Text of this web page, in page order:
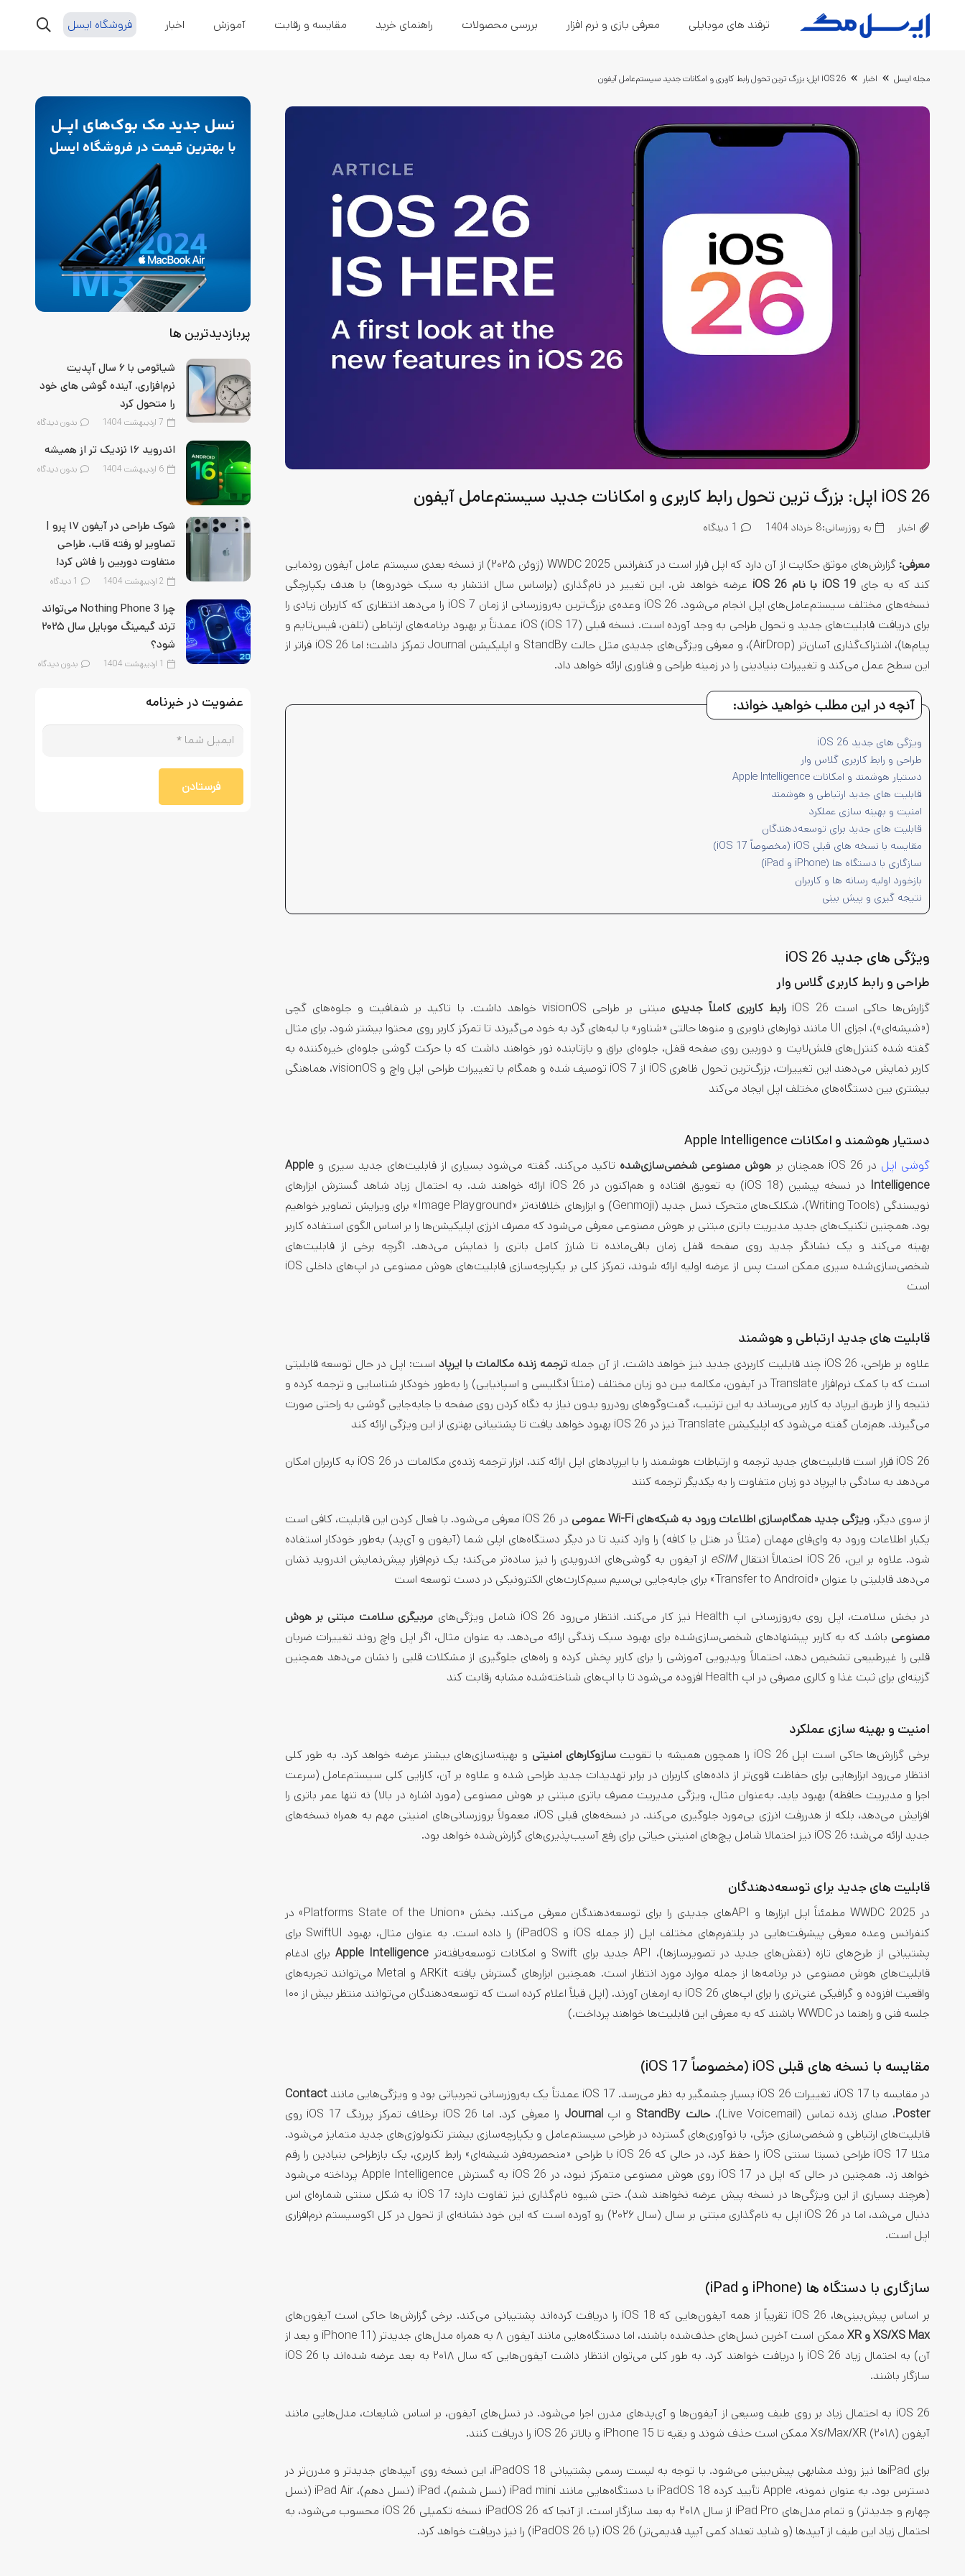
ترفند های موبایلی معرفی بازی و نرم افزار بررسی محصولات راهنمای خرید مقایسه و رقابت آموزش اخبار فروشگاه ایسل
مجله ایسل اخبار iOS 26 اپل: بزرگ‌ ترین تحول رابط کاربری و امکانات جدید سیستم‌عامل آیفون
iOS 26 اپل: بزرگ‌ ترین تحول رابط کاربری و امکانات جدید سیستم‌عامل آیفون
اخبار به روزرسانی:8 خرداد 1404 1 دیدگاه
معرفی:
گزارش‌های موثق حکایت از آن دارد که اپل قرار است در کنفرانس WWDC 2025 (ژوئن ۲۰۲۵) از نسخه بعدی سیستم‌ عامل آیفون رونمایی
کند که به جای
عرضه خواهد ش. این تغییر در نام‌گذاری (براساس سال انتشار به سبک خودروها) با هدف یکپارچگی
نسخه‌های مختلف سیستم‌عامل‌های اپل انجام می‌شود. iOS 26 وعده‌ی بزرگ‌ترین به‌روزرسانی از زمان iOS 7 را می‌دهد انتظاری که کاربران زیادی را
برای دریافت قابلیت‌های جدید و تحول طراحی به وجد آورده است. نسخه قبلی iOS (iOS 17) عمدتاً بر بهبود برنامه‌های ارتباطی (تلفن، فیس‌تایم و
پیام‌ها)، اشتراک‌گذاری آسان‌تر (AirDrop)، و معرفی ویژگی‌های جدیدی مثل حالت StandBy و اپلیکیشن Journal تمرکز داشت؛ اما iOS 26 فراتر از
این سطح عمل می‌کند و تغییرات بنیادینی را در زمینه طراحی و فناوری ارائه خواهد داد.
آنچه در این مطلب خواهید خواند:
ویژگی‌ های جدید iOS 26
طراحی و رابط کاربری گلاس‌ وار
دستیار هوشمند و امکانات Apple Intelligence
قابلیت‌ های جدید ارتباطی و هوشمند
امنیت و بهینه‌ سازی عملکرد
قابلیت‌ های جدید برای توسعه‌دهندگان
مقایسه با نسخه‌ های قبلی iOS (مخصوصاً iOS 17)
سازگاری با دستگاه‌ ها (iPhone و iPad)
بازخورد اولیه رسانه‌ ها و کاربران
نتیجه‌ گیری و پیش‌ بینی
ویژگی‌ های جدید iOS 26
طراحی و رابط کاربری گلاس‌ وار
گزارش‌ها حاکی است iOS 26 رابط کاربری کاملاً جدیدی
مبتنی بر طراحی visionOS خواهد داشت. با تاکید بر شفافیت و جلوه‌های گچی
(«شیشه‌ای»)، اجزای UI مانند نوارهای ناوبری و منوها حالتی «شناور» با لبه‌های گرد به خود می‌گیرند تا تمرکز کاربر روی محتوا بیشتر شود. برای مثال
گفته شده کنترل‌های فلش‌لایت و دوربین روی صفحه قفل، جلوه‌ای براق و بازتابنده نور خواهند داشت که با حرکت گوشی جلوه‌ای خیره‌کننده به
کاربر نمایش می‌دهند این تغییرات، بزرگ‌ترین تحول ظاهری iOS از iOS 7 توصیف شده و همگام با تغییرات طراحی اپل واچ و visionOS، هماهنگی
بیشتری بین دستگاه‌های مختلف اپل ایجاد می‌کند
دستیار هوشمند و امکانات Apple Intelligence
گوشی اپل در iOS 26 همچنان بر هوش مصنوعی شخصی‌سازی‌شده تاکید می‌کند. گفته می‌شود بسیاری از قابلیت‌های جدید سیری وApple
Intelligence
در نسخه پیشین (iOS 18) به تعویق افتاده و هم‌اکنون در iOS 26 ارائه خواهند شد. به احتمال زیاد شاهد گسترش ابزارهای
نویسندگی (Writing Tools)، شکلک‌های متحرک نسل جدید (Genmoji) و ابزارهای خلاقانه‌تر «Image Playground» برای ویرایش تصاویر خواهیم
بود. همچنین تکنیک‌های جدید مدیریت باتری مبتنی بر هوش مصنوعی معرفی می‌شود که مصرف انرژی اپلیکیشن‌ها را بر اساس الگوی استفاده کاربر
بهینه می‌کند و یک نشانگر جدید روی صفحه قفل زمان باقی‌مانده تا شارژ کامل باتری را نمایش می‌دهد. اگرچه برخی از قابلیت‌های
شخصی‌سازی‌شده سیری ممکن است پس از عرضه اولیه ارائه شوند، تمرکز کلی بر یکپارچه‌سازی قابلیت‌های هوش مصنوعی در اپ‌های داخلی iOS
است
قابلیت‌ های جدید ارتباطی و هوشمند
علاوه بر طراحی، iOS 26 چند قابلیت کاربردی جدید نیز خواهد داشت. از آن جمله ترجمه زنده مکالمات با ایرپاد است: اپل در حال توسعه قابلیتی
است که با کمک نرم‌افزار Translate در آیفون، مکالمه بین دو زبان مختلف (مثلاً انگلیسی و اسپانیایی) را به‌طور خودکار شناسایی و ترجمه کرده و
نتیجه را از طریق ایرپاد به کاربر می‌رساند به این ترتیب، گفت‌وگوهای رودررو بدون نیاز به نگاه کردن روی صفحه یا جابه‌جایی گوشی به راحتی صورت
می‌گیرند. هم‌زمان گفته می‌شود که اپلیکیشن Translate نیز در iOS 26 بهبود خواهد یافت تا پشتیبانی بهتری از این ویژگی ارائه کند
iOS 26 قرار است قابلیت‌های جدید ترجمه و ارتباطات هوشمند را با ایرپادهای اپل ارائه کند. ابزار ترجمه زنده‌ی مکالمات در iOS 26 به کاربران امکان
می‌دهد به سادگی با ایرپاد دو زبان متفاوت را به یکدیگر ترجمه کنند
از سوی دیگر، ویژگی جدید همگام‌سازی اطلاعات ورود به شبکه‌های Wi-Fi عمومی
در iOS 26 معرفی می‌شود. با فعال کردن این قابلیت، کافی است
یکبار اطلاعات ورود به وای‌فای مهمان (مثلاً در هتل یا کافه) را وارد کنید تا در دیگر دستگاه‌های اپلی شما (آیفون و آی‌پد) به‌طور خودکار استفاده
شود. علاوه بر این، iOS 26 احتمالاً انتقال
eSIM از آیفون به گوشی‌های اندرویدی را نیز ساده‌تر می‌کند؛ یک نرم‌افزار پیش‌نمایش اندروید نشان
می‌دهد قابلیتی با عنوان «Transfer to Android» برای جابه‌جایی بی‌سیم سیم‌کارت‌های الکترونیکی در دست توسعه است
در بخش سلامت، اپل روی به‌روزرسانی اپ Health نیز کار می‌کند. انتظار می‌رود iOS 26 شامل ویژگی‌های
مربیگری سلامت مبتنی بر هوش
مصنوعی باشد که به کاربر پیشنهادهای شخصی‌سازی‌شده برای بهبود سبک زندگی ارائه می‌دهد. به عنوان مثال، اگر اپل واچ روند تغییرات ضربان
قلبی را غیرطبیعی تشخیص دهد، احتمالاً ویدیویی آموزشی را برای کاربر پخش کرده و راه‌های جلوگیری از مشکلات قلبی را نشان می‌دهد همچنین
گزینه‌ای برای ثبت غذا و کالری مصرفی در اپ Health افزوده می‌شود تا با اپ‌های شناخته‌شده مشابه رقابت کند
امنیت و بهینه‌ سازی عملکرد
برخی گزارش‌ها حاکی است اپل iOS 26 را همچون همیشه با تقویت سازوکارهای امنیتی و بهینه‌سازی‌های بیشتر عرضه خواهد کرد. به طور کلی
انتظار می‌رود ابزارهایی برای حفاظت قوی‌تر از داده‌های کاربران در برابر تهدیدات جدید طراحی شده و علاوه بر آن، کارایی کلی سیستم‌عامل (سرعت
اجرا و مدیریت حافظه) بهبود یابد. به‌عنوان مثال، ویژگی مدیریت مصرف باتری مبتنی بر هوش مصنوعی (مورد اشاره در بالا) نه تنها عمر باتری را
افزایش می‌دهد، بلکه از هدررفت انرژی بی‌مورد جلوگیری می‌کند. در نسخه‌های قبلی iOS، معمولاً بروزرسانی‌های امنیتی مهم به همراه نسخه‌های
جدید ارائه می‌شد؛ iOS 26 نیز احتمالا شامل پچ‌های امنیتی حیاتی برای رفع آسیب‌پذیری‌های گزارش‌شده خواهد بود.
قابلیت‌ های جدید برای توسعه‌دهندگان
در WWDC 2025 مطمئناً اپل ابزارها و APIهای جدیدی را برای توسعه‌دهندگان معرفی می‌کند. بخش «Platforms State of the Union» در
کنفرانس وعده معرفی پیشرفت‌هایی در پلتفرم‌های مختلف اپل (از جمله iOS و iPadOS) را داده است. به عنوان مثال، بهبود SwiftUI برای
پشتیبانی از طرح‌های تازه (نقش‌های جدید در تصویرسازها)، API جدید برای Swift و امکانات توسعه‌یافته‌تر
Apple Intelligence برای ادغام
قابلیت‌های هوش مصنوعی در برنامه‌ها از جمله موارد مورد انتظار است. همچنین ابزارهای گسترش یافته ARKit و Metal می‌توانند تجربه‌های
واقعیت افزوده و گرافیکی غنی‌تری را برای اپ‌های iOS 26 به ارمغان آورند. (اپل قبلاً اعلام کرده است که توسعه‌دهندگان می‌توانند منتظر بیش از ۱۰۰
جلسه فنی و راهنما در WWDC باشند که به معرفی این قابلیت‌ها خواهند پرداخت.)
مقایسه با نسخه‌ های قبلی iOS (مخصوصاً iOS 17)
در مقایسه با iOS 17، تغییرات iOS 26 بسیار چشمگیر به نظر می‌رسد. iOS 17 عمدتاً یک به‌روزرسانی تجربیاتی بود و ویژگی‌هایی مانند
Contact
Poster، صدای زنده تماس (Live Voicemail)، حالت StandBy و اپJournal
را معرفی کرد. اما iOS 26 برخلاف تمرکز پررنگ iOS 17 روی
قابلیت‌های ارتباطی و شخصی‌سازی جزئی، با نوآوری‌های گسترده در طراحی سیستم‌عامل و یکپارچه‌سازی بیشتر تکنولوژی‌های جدید متمایز می‌شود.
مثلا iOS 17 طراحی نسبتا سنتی iOS را حفظ کرد، در حالی که iOS 26 با طراحی «منحصربه‌فرد شیشه‌ای» رابط کاربری، یک بازطراحی بنیادین را رقم
خواهد زد. همچنین در حالی که اپل در iOS 17 روی هوش مصنوعی متمرکز نبود، در iOS 26 به گسترش Apple Intelligence پرداخته می‌شود
(هرچند بسیاری از این ویژگی‌ها در نسخه پیش عرضه نخواهند شد). حتی شیوه نام‌گذاری نیز تفاوت دارد؛ iOS 17 به شکل سنتی شماره‌ای‌ اس
دنبال می‌شد، اما در iOS 26 اپل به نام‌گذاری مبتنی بر سال (سال ۲۰۲۶) رو آورده است که این خود نشانه‌ای از تحول در کل اکوسیستم نرم‌افزاری
اپل است.
سازگاری با دستگاه‌ ها (iPhone و iPad)
بر اساس پیش‌بینی‌ها، iOS 26 تقریباً از همه آیفون‌هایی که iOS 18 را دریافت کرده‌اند پشتیبانی می‌کند. برخی گزارش‌ها حاکی است آیفون‌های
XS/XS Max و XR
ممکن است آخرین نسل‌های حذف‌شده باشند، اما دستگاه‌هایی مانند آیفون ۸ به همراه مدل‌های جدیدتر (iPhone 11 و بعد از
آن) به احتمال زیاد iOS 26 را دریافت خواهند کرد. به طور کلی می‌توان انتظار داشت آیفون‌هایی که سال ۲۰۱۸ به بعد عرضه شده‌اند با iOS 26
سازگار باشند.
iOS 26 به احتمال زیاد بر روی طیف وسیعی از آیفون‌ها و آی‌پدهای مدرن اجرا می‌شود. در نسل‌های آیفون، بر اساس شایعات، مدل‌هایی مانند
آیفون Xs/Max/XR (۲۰۱۸) ممکن است حذف شوند و بقیه تا iPhone 15 و بالاتر iOS 26 را دریافت کنند.
برای iPadها نیز روند مشابهی پیش‌بینی می‌شود. با توجه به لیست رسمی پشتیبانی iPadOS 18، این نسخه روی آیپدهای جدیدتر و مدرن‌تر در
دسترس بود. به عنوان نمونه، Apple تأیید کرده iPadOS 18 با دستگاه‌هایی مانند iPad mini (نسل ششم)، iPad (نسل دهم)، iPad Air (نسل
چهارم و جدیدتر) و تمام مدل‌های iPad Pro از سال ۲۰۱۸ به بعد سازگار است. از آنجا که iPadOS 26 نسخه تکمیلی iOS 26 محسوب می‌شود، به
احتمال زیاد این طیف از آیپدها (و شاید تعداد کمی آیپد قدیمی‌تر) iOS 26 (یا iPadOS 26) را نیز دریافت خواهد کرد.
پربازدیدترین ها
شیائومی با ۶ سال آپدیت
نرم‌افزاری، آینده گوشی‌ های خود
را متحول کرد
7 اردیبهشت 1404 بدون دیدگاه
اندروید ۱۶ نزدیک‌ تر از همیشه
6 اردیبهشت 1404 بدون دیدگاه
شوک طراحی در آیفون ۱۷ پرو |
تصاویر لو رفته قاب، طراحی
متفاوت دوربین را فاش کرد!
2 اردیبهشت 1404 1 دیدگاه
چرا Nothing Phone 3 می‌تواند
ترند گیمینگ موبایل سال ۲۰۲۵
شود؟
1 اردیبهشت 1404 بدون دیدگاه
عضویت در خبرنامه
فرستادن